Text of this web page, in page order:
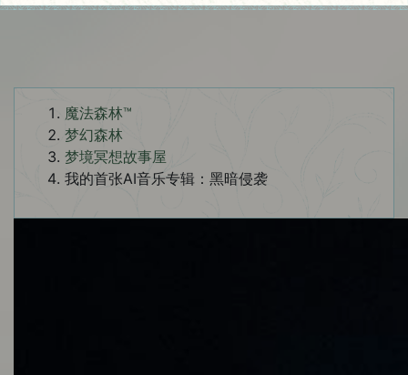
魔法森林™
梦幻森林
梦境冥想故事屋
我的首张AI音乐专辑：黑暗侵袭